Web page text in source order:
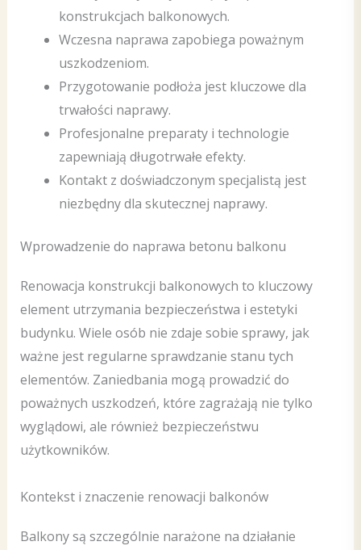
konstrukcjach balkonowych.
Wczesna naprawa zapobiega poważnym
uszkodzeniom.
Przygotowanie podłoża jest kluczowe dla
trwałości naprawy.
Profesjonalne preparaty i technologie
zapewniają długotrwałe efekty.
Kontakt z doświadczonym specjalistą jest
niezbędny dla skutecznej naprawy.
Wprowadzenie do naprawa betonu balkonu
Renowacja konstrukcji balkonowych to kluczowy
element utrzymania bezpieczeństwa i estetyki
budynku. Wiele osób nie zdaje sobie sprawy, jak
ważne jest regularne sprawdzanie stanu tych
elementów. Zaniedbania mogą prowadzić do
poważnych uszkodzeń, które zagrażają nie tylko
wyglądowi, ale również bezpieczeństwu
użytkowników.
Kontekst i znaczenie renowacji balkonów
Balkony są szczególnie narażone na działanie